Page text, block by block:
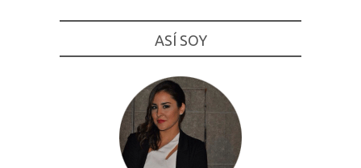
ASÍ SOY
cookies no